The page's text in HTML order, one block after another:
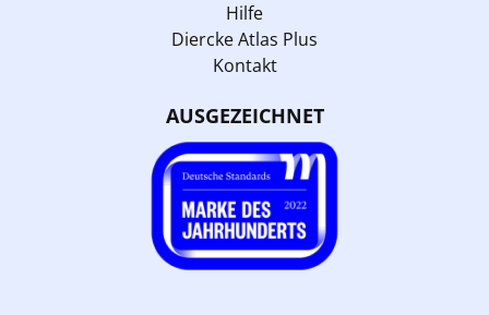
Hilfe
Diercke Atlas Plus
Kontakt
AUSGEZEICHNET